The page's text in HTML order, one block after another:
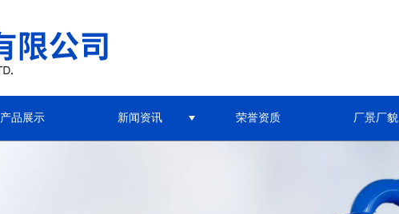
产品展示 新闻资讯 荣誉资质 厂景厂貌